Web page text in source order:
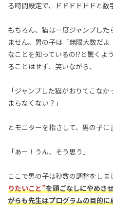
る時間設定で、ドドドドドドと数
もちろん、猫は一度ジャンプし
ません。男の子は「無限大数だ
なことを知っているの!?と驚くよ
ることはせず、笑いながら、
「ジャンプした猫がおりてこな
まらなくない？」
とモニターを指さして、男の子に
「あー！うん、そう思う」
ここで男の子は秒数の調整をしま
りたいこと”を頭ごなしにやめさ
がらも先生はプログラムの目的